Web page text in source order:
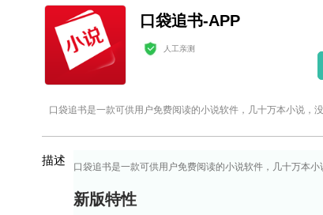
口袋追书-APP
人工亲测
口袋追书是一款可供用户免费阅读的小说软件，几十万本小说，
描述 口袋追书是一款可供用户免费阅读的小说软件，几十万本
新版特性